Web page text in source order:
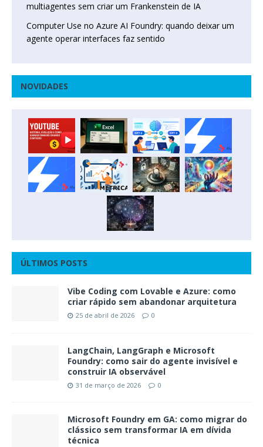
multiagentes sem criar um Frankenstein de IA
Computer Use no Azure AI Foundry: quando deixar um
agente operar interfaces faz sentido
NOVIDADES
ÚLTIMOS POSTS
Vibe Coding com Lovable e Azure: como
criar rápido sem abandonar arquitetura
25 de abril de 2026 0
LangChain, LangGraph e Microsoft
Foundry: como sair do agente invisível e
construir IA observável
31 de março de 2026 0
Microsoft Foundry em GA: como migrar do
clássico sem transformar IA em dívida
técnica